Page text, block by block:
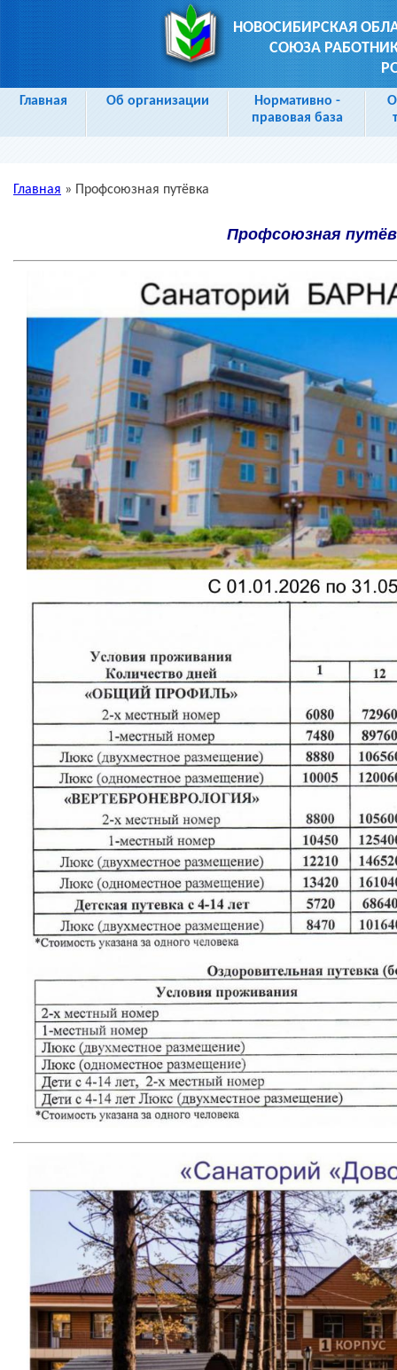
НОВОСИБИРСКАЯ
СОЮЗА
Главная Об организации
Нормативно -
правовая база
Главная » Профсоюзная путёвка
Профсоюзная